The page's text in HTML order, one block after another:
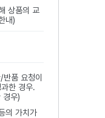
상품의 교
내)
품 요청이
한 경우.
경우)
의 가치가